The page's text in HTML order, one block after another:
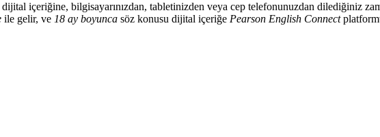
dijital içeriğine, bilgisayarınızdan, tabletinizden veya cep telefonunuzdan dilediğiniz
ile gelir, ve 18 ay boyunca söz konusu dijital içeriğe Pearson English Connect